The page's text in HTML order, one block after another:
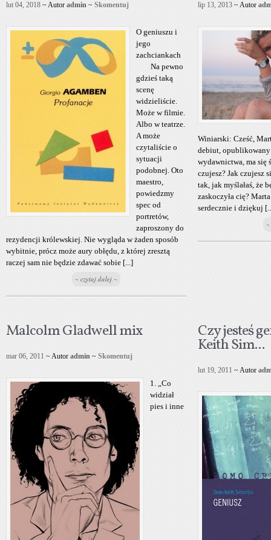
lut 04, 2018 ~ Autor admin ~ Skomentuj
O geniuszu i
jego
zachciankach
Na pewno
gdzieś taką
scenę
widzieliście.
Może w filmie.
Albo w teatrze.
A może
czytaliście o
sytuacji
podobnej. Oto
maestro,
powiedzmy
spec od
portretów,
zaproszony do
rezydencji królewskiej. Nie wygląda w żaden sposób
wybitnie, prócz może aury obłędu, z której zresztą
raczej sam nie będzie zdawać sobie [...]
~ czytaj dalej ~
lip 13, 2013 ~ Autor
Winiarski: Cześć,
debiut,
wydawnictwa, ma się
czujesz? Jak czujesz
tak, jak myślałaś, że
zaskoczyła cię?
serdecznie i dziękuj
Malcolm Gladwell mix
mar 06, 2011 ~ Autor admin ~ Skomentuj
1. „Co
widział
pies i inne
Czy jesteś
Keith Sim...
lut 19, 2011 ~ Autor